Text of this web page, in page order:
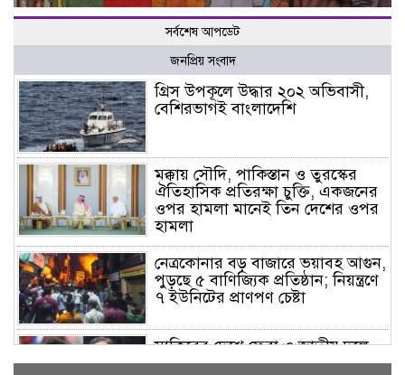
সর্বশেষ আপডেট
জনপ্রিয় সংবাদ
গ্রিস উপকূলে উদ্ধার ২০২ অভিবাসী,
বেশিরভাগই বাংলাদেশি
মক্কায় সৌদি, পাকিস্তান ও তুরস্কের
ঐতিহাসিক প্রতিরক্ষা চুক্তি, একজনের
ওপর হামলা মানেই তিন দেশের ওপর
হামলা
নেত্রকোনার বড় বাজারে ভয়াবহ আগুন,
পুড়ছে ৫ বাণিজ্যিক প্রতিষ্ঠান; নিয়ন্ত্রণে
৭ ইউনিটের প্রাণপণ চেষ্টা
সাকিবের দেশে ফেরা ও জাতীয় দলে
ফেরার সম্ভাবনা নেই, ইঙ্গিত ক্রীড়া